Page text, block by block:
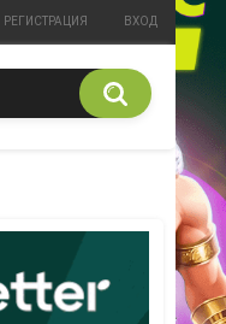
РЕГИСТРАЦИЯ ВХОД